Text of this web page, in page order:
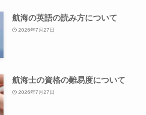
航海の英語の読み方について
2026年7月27日
航海士の資格の難易度について
2026年7月27日